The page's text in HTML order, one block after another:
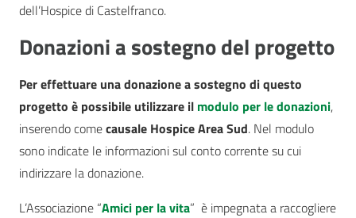
dell’Hospice di Castelfranco.
Donazioni a sostegno del progetto
Per effettuare una donazione a sostegno di questo
progetto è possibile utilizzare il modulo per le donazioni,
inserendo comecausale Hospice Area Sud. Nel modulo
sono indicate le informazioni sul conto corrente su cui
indirizzare la donazione.
L’Associazione “Amici per la vita” è impegnata a raccogliere